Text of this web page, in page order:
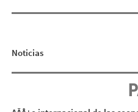
Noticias